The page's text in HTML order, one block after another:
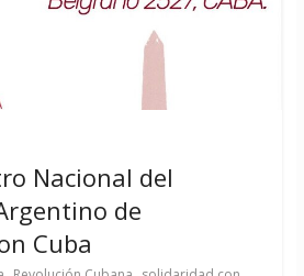
Nacional del
de
Cuba